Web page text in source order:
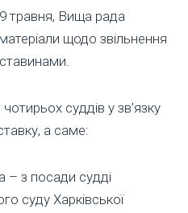
травня, Вища рада
щодо звільнення
суддів у зв’язку
а саме:
– з посади судді
суду Харківської